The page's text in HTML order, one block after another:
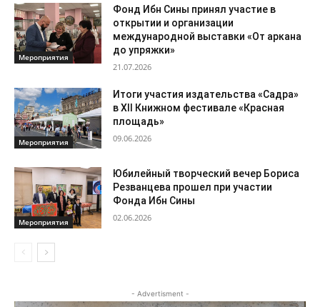
Мероприятия
Фонд Ибн Сины принял участие в
открытии и организации
международной выставки «От аркана
до упряжки»
21.07.2026
Мероприятия
Итоги участия издательства «Садра»
в XII Книжном фестивале «Красная
площадь»
09.06.2026
Мероприятия
Юбилейный творческий вечер Бориса
Резванцева прошел при участии
Фонда Ибн Сины
02.06.2026
- Advertisment -